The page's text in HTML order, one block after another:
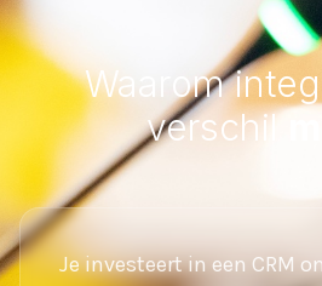
Waarom
verschil
Je investeert in een CRM